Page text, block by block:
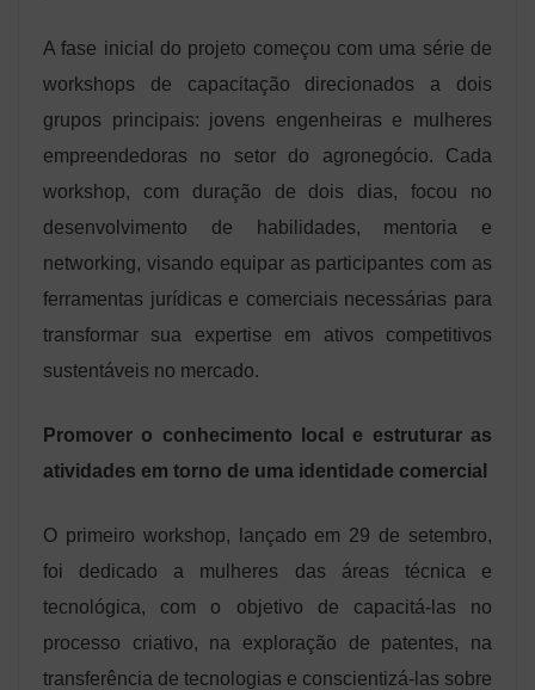
A fase inicial do projeto começou com uma série de
workshops de capacitação direcionados a dois
grupos principais: jovens engenheiras e mulheres
empreendedoras no setor do agronegócio. Cada
workshop, com duração de dois dias, focou no
desenvolvimento de habilidades, mentoria e
networking, visando equipar as participantes com as
ferramentas jurídicas e comerciais necessárias para
transformar sua expertise em ativos competitivos
sustentáveis ​​no mercado.
Promover o conhecimento local e estruturar as
atividades em torno de uma identidade comercial
O primeiro workshop, lançado em 29 de setembro,
foi dedicado a mulheres das áreas técnica e
tecnológica, com o objetivo de capacitá-las no
processo criativo, na exploração de patentes, na
transferência de tecnologias e conscientizá-las sobre